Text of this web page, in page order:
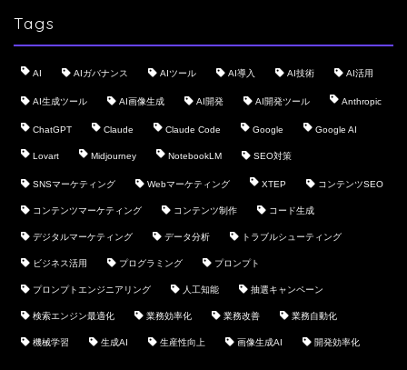
Tags
AI AIガバナンス AIツール AI導入 AI技術 AI活用
AI生成ツール AI画像生成 AI開発 AI開発ツール Anthropic
ChatGPT Claude Claude Code Google Google AI
Lovart Midjourney NotebookLM SEO対策
SNSマーケティング Webマーケティング XTEP コンテンツSEO
コンテンツマーケティング コンテンツ制作 コード生成
デジタルマーケティング データ分析 トラブルシューティング
ビジネス活用 プログラミング プロンプト
プロンプトエンジニアリング 人工知能 抽選キャンペーン
検索エンジン最適化 業務効率化 業務改善 業務自動化
機械学習 生成AI 生産性向上 画像生成AI 開発効率化